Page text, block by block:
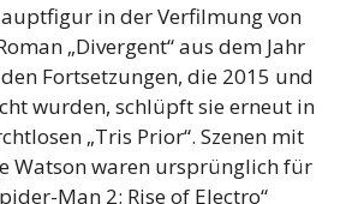
in der Verfilmung von
„Divergent“ aus dem Jahr
Fortsetzungen, die 2015 und
wurden, schlüpft sie erneut in
„Tris Prior“. Szenen mit
Watson waren ursprünglich für
Man 2: Rise of Electro“